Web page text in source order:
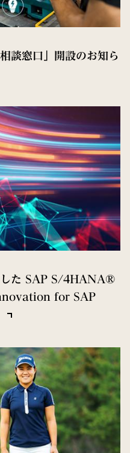
談窓口」開設のお知ら
した SAP S/4HANA®
for SAP